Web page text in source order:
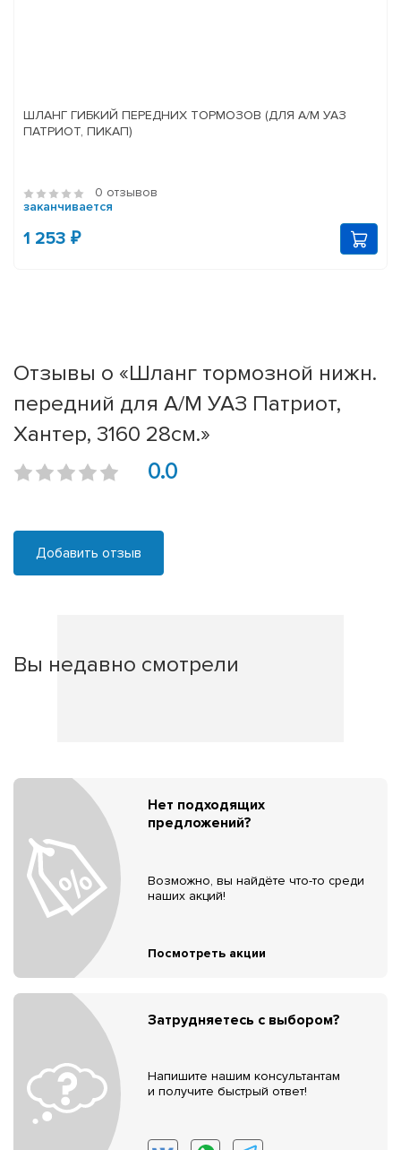
ШЛАНГ ГИБКИЙ ПЕРЕДНИХ ТОРМОЗОВ (ДЛЯ А/М УАЗ
ПАТРИОТ, ПИКАП)
0 отзывов
заканчивается
1 253 ₽
Отзывы о «Шланг тормозной нижн.
передний для А/М УАЗ Патриот,
Хантер, 3160 28см.»
0.0
Добавить отзыв
Вы недавно смотрели
Нет подходящих
предложений?
Возможно, вы найдёте что-то среди
наших акций!
Посмотреть акции
Затрудняетесь с выбором?
Напишите нашим консультантам
и получите быстрый ответ!